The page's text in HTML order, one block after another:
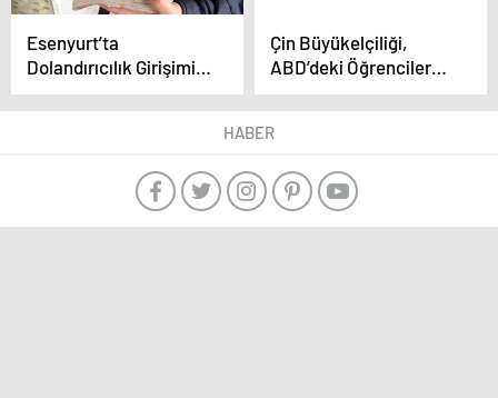
Esenyurt’ta
Dolandırıcılık Girişimi:
Kendilerini Polis Olarak
Tanıtan Şahıslar
Çin Büyükelçiliği,
ABD’deki Öğrencilere
Sanal Rehin Alma
Uyarısı Yaptı
HABER